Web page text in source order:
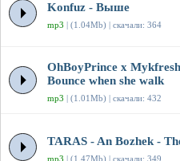
Konfuz - Выше
mp3 | (1.04Mb) | скачали: 364
OhBoyPrince x
Bounce when she walk
mp3 | (1.01Mb) | скачали: 432
TARAS - An Bozhek -
mp3 | (1.47Mb) | скачали: 349